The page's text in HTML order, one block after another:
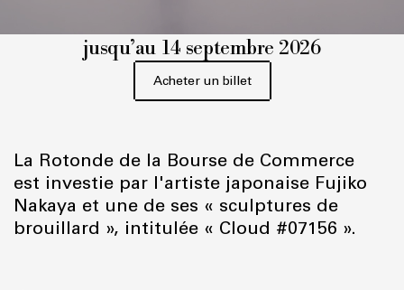
jusqu’au 14 septembre 2026
Acheter un billet
La Rotonde de la Bourse de Commerce
est investie par l'artiste japonaise Fujiko
Nakaya et une de ses « sculptures de
brouillard », intitulée « Cloud #07156 ».